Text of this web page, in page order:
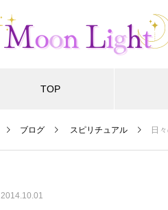
TOP
ブログ スピリチュアル 日
2014.10.01